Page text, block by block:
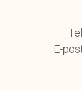
E-